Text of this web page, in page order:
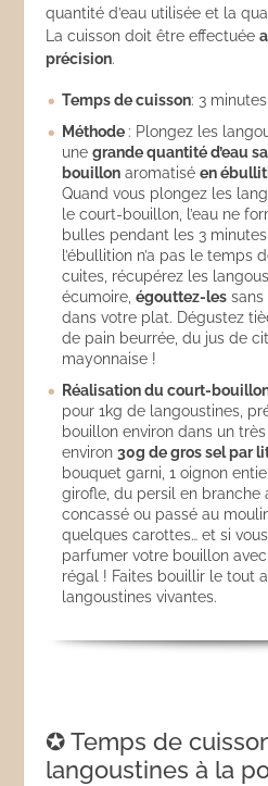
quantité d’eau utilisée et la
La cuisson doit être effectuée
précision.
Temps de cuisson: 3
Méthode : Plongez les
unegrande quantité d’eau
bouillon aromatiséen
Quand vous plongez les
le court-bouillon, l’eau ne
bulles pendant les 3
l’ébullition n’a pas le temps
cuites, récupérez les
écumoire,égouttez-les
dans votre plat. Dégustez
de pain beurrée, du jus de
mayonnaise !
Réalisation du court-
pour 1kg de langoustines,
bouillon environ dans un
environ30g de gros sel par
bouquet garni, 1 oignon
girofle, du persil en branche
concassé ou passé au
quelques carottes… et si
parfumer votre bouillon
régal ! Faites bouillir le tout
langoustines vivantes.
✪ Temps de
langoustines à la